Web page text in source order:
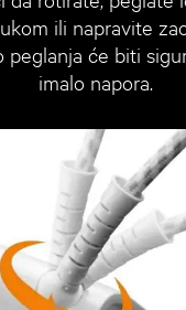
ili napravite
peglanja će biti
imalo napora.